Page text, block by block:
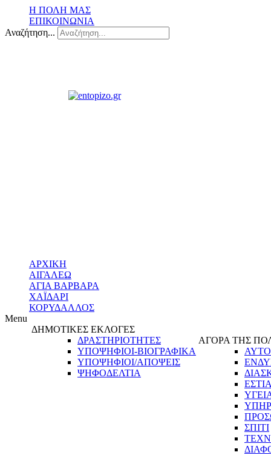
Η ΠΟΛΗ ΜΑΣ
ΕΠΙΚΟΙΝΩΝΙΑ
Αναζήτηση...
ΑΡΧΙΚΗ
ΑΙΓΑΛΕΩ
ΑΓΙΑ ΒΑΡΒΑΡΑ
ΧΑΪΔΑΡΙ
ΚΟΡΥΔΑΛΛΟΣ
Menu
ΔΗΜΟΤΙΚΕΣ ΕΚΛΟΓΕΣ
ΔΡΑΣΤΗΡΙΟΤΗΤΕΣ
ΥΠΟΨΗΦΙΟΙ-ΒΙΟΓΡΑΦΙΚΑ
ΥΠΟΨΗΦΙΟΙ/ΑΠΟΨΕΙΣ
ΨΗΦΟΔΕΛΤΙΑ
ΑΓΟΡΑ ΤΗΣ
ΣΠΙΤΙ